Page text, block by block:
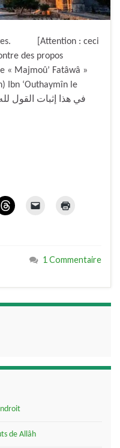
[Attention : ceci
des propos
« Majmoû’ Fatâwâ »
Ibn ‘Outhaymîn le
1 Commentaire
de Allâh